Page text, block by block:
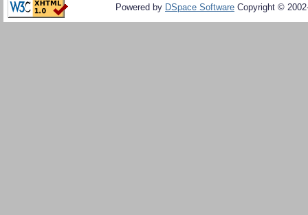
Powered by DSpace Software Copyright ©